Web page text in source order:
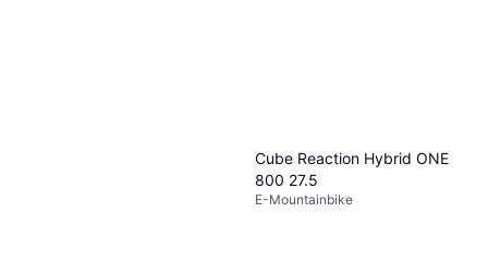
Cube Reaction Hybrid ONE
800 27.5
E-Mountainbike